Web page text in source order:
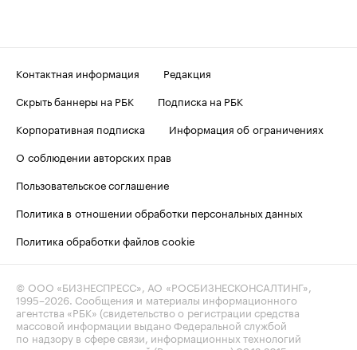
Контактная информация
Редакция
Скрыть баннеры на РБК
Подписка на РБК
Корпоративная подписка
Информация об ограничениях
О соблюдении авторских прав
Пользовательское соглашение
Политика в отношении обработки персональных данных
Политика обработки файлов cookie
© ООО «БИЗНЕСПРЕСС», АО «РОСБИЗНЕСКОНСАЛТИНГ»,
1995–2026. Сообщения и материалы информационного
агентства «РБК» (свидетельство о регистрации средства
массовой информации выдано Федеральной службой
по надзору в сфере связи, информационных технологий